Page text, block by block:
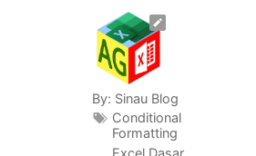
By: Sinau Blog
Conditional
Formatting
Excel Dasar